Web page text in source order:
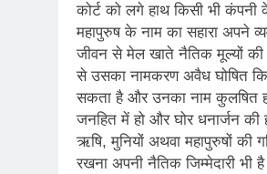
कोर्ट को लगे हाथ किसी भी कंपनी
महापुरुष के नाम का सहारा अपने
जीवन से मेल खाते नैतिक मूल्यों की
से उसका नामकरण अवैध घोषित
सकता है और उनका नाम कुलषित
जनहित में हो और घोर धनार्जन
ऋषि, मुनियों अथवा महापुरुषों की
रखना अपनी नैतिक जिम्मेदारी